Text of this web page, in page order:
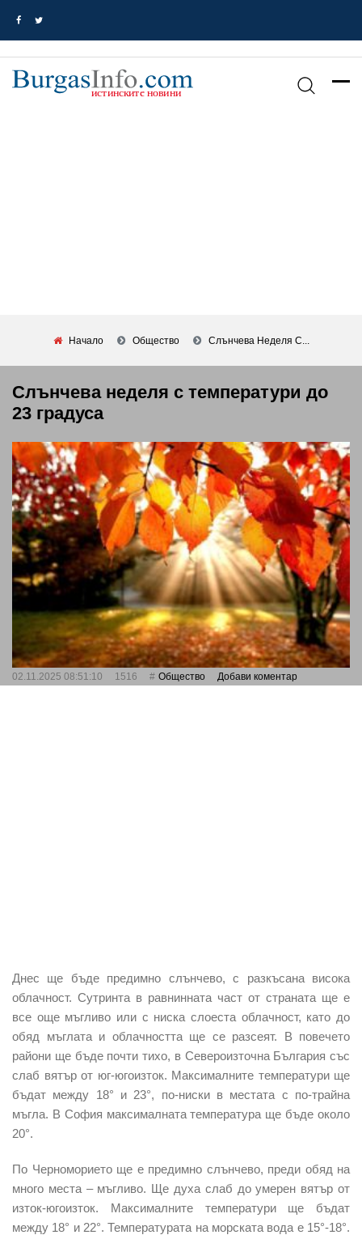
Начало Общество Слънчева Неделя С...
Слънчева неделя с температури до
23 градуса
02.11.2025 08:51:10 1516 Общество Добави коментар
Днес ще бъде предимно слънчево, с разкъсана висока
облачност. Сутринта в равнинната част от страната ще е
все още мъгливо или с ниска слоеста облачност, като до
обяд мъглата и облачността ще се разсеят. В повечето
райони ще бъде почти тихо, в Североизточна България със
слаб вятър от юг-югоизток. Максималните температури ще
бъдат между 18° и 23°, по-ниски в местата с по-трайна
мъгла. В София максималната температура ще бъде около
20°.
По Черноморието ще е предимно слънчево, преди обяд на
много места – мъгливо. Ще духа слаб до умерен вятър от
изток-югоизток. Максималните температури ще бъдат
между 18° и 22°. Температурата на морската вода е 15°-18°.